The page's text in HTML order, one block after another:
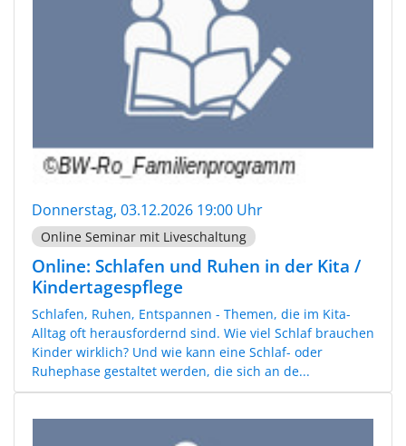
Donnerstag, 03.12.2026 19:00 Uhr
Online Seminar mit Liveschaltung
Online: Schlafen und Ruhen in der Kita /
Kindertagespflege
Schlafen, Ruhen, Entspannen - Themen, die im Kita-
Alltag oft herausfordernd sind. Wie viel Schlaf brauchen
Kinder wirklich? Und wie kann eine Schlaf- oder
Ruhephase gestaltet werden, die sich an de...